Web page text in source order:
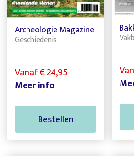
Archeologie Magazine
Geschiedenis
Vanaf € 24,95
Meer info
Bestellen